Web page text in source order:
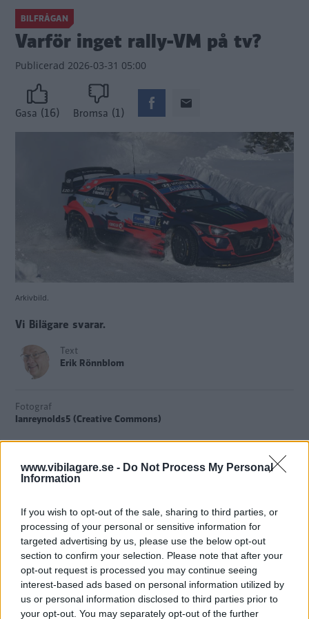
www.vibilagare.se - Do Not Process My Personal
Information
If you wish to opt-out of the sale, sharing to third parties, or
processing of your personal or sensitive information for
targeted advertising by us, please use the below opt-out
section to confirm your selection. Please note that after your
opt-out request is processed you may continue seeing
interest-based ads based on personal information utilized by
us or personal information disclosed to third parties prior to
your opt-out. You may separately opt-out of the further
BILFRÅGAN
Varför inget rally-VM på tv?
Publicerad 2026-03-31 05:00
Gasa (16) Bromsa (1)
Arkivbild.
Vi Bilägare svarar.
Text
Erik Rönnblom
Fotograf
Ianreynolds5 (Creative Commons)
trafik. Vill du att vi ska svara på din fråga? Mejla till
bilfragan@vibilagare.se.
Fråga:SVT har inte köpt rättigheter att visa WRC, rally-VM,
i år. Trist när vi äntligen har en svensk förare, Oliver
Solberg, som kör hela säsongen. Jag är intresserad av hur
stor del av SVT:s kostnader för sportevenemang som går